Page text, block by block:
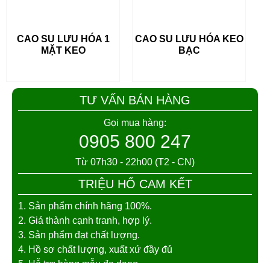
CAO SU LƯU HÓA 1 MẶT
KEO
CAO SU LƯU HÓA KEO
BẠC
TƯ VẤN BÁN HÀNG
Gọi mua hàng:
0905 800 247
Từ 07h30 - 22h00 (T2 - CN)
TRIỆU HỔ CAM KẾT
1. Sản phẩm chính hãng 100%.
2. Giá thành cạnh tranh, hợp lý.
3. Sản phẩm đạt chất lượng.
4. Hồ sơ chất lượng, xuất xứ đầy đủ